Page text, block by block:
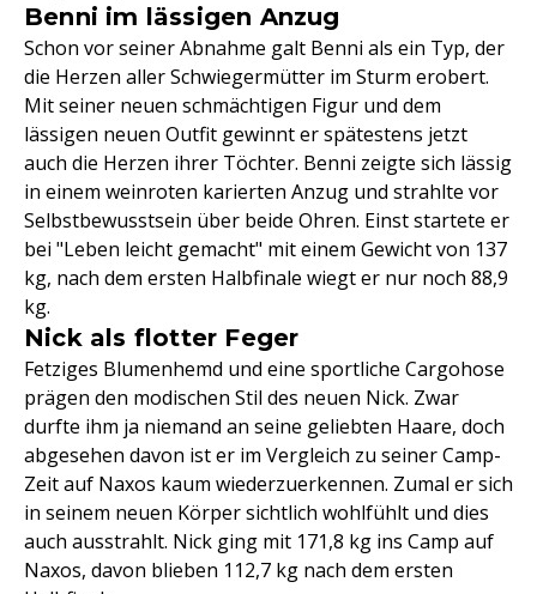
Benni im lässigen Anzug
Schon vor seiner Abnahme galt Benni als ein Typ, der
die Herzen aller Schwiegermütter im Sturm erobert.
Mit seiner neuen schmächtigen Figur und dem
lässigen neuen Outfit gewinnt er spätestens jetzt
auch die Herzen ihrer Töchter. Benni zeigte sich lässig
in einem weinroten karierten Anzug und strahlte vor
Selbstbewusstsein über beide Ohren. Einst startete er
bei "Leben leicht gemacht" mit einem Gewicht von 137
kg, nach dem ersten Halbfinale wiegt er nur noch 88,9
kg.
Nick als flotter Feger
Fetziges Blumenhemd und eine sportliche Cargohose
prägen den modischen Stil des neuen Nick. Zwar
durfte ihm ja niemand an seine geliebten Haare, doch
abgesehen davon ist er im Vergleich zu seiner Camp-
Zeit auf Naxos kaum wiederzuerkennen. Zumal er sich
in seinem neuen Körper sichtlich wohlfühlt und dies
auch ausstrahlt. Nick ging mit 171,8 kg ins Camp auf
Naxos, davon blieben 112,7 kg nach dem ersten